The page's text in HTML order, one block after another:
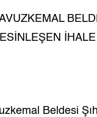
Beldesi